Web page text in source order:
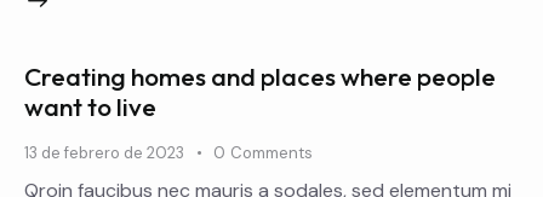
Creating homes and places where people
want to live
13 de febrero de 2023 0 Comments
Qroin faucibus nec mauris a sodales, sed elementum mi